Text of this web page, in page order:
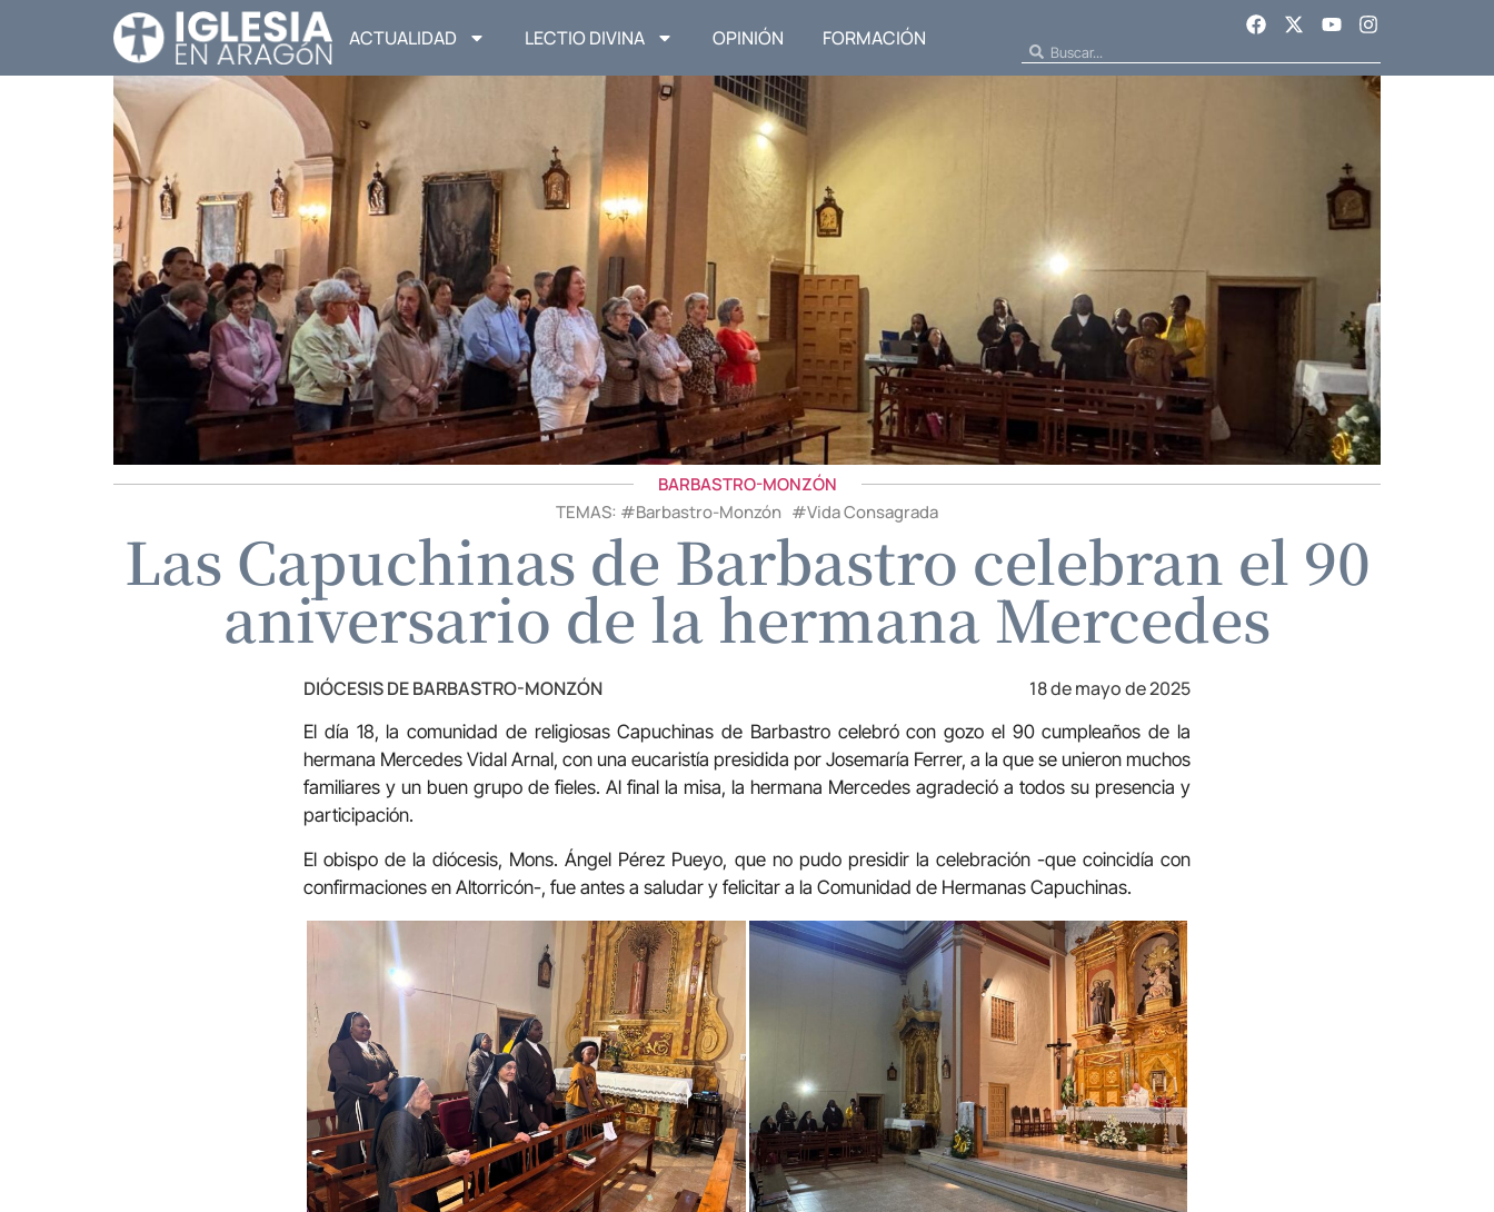
ACTUALIDAD LECTIO DIVINA OPINIÓN FORMACIÓN
BARBASTRO-MONZÓN
TEMAS: #Barbastro-Monzón #Vida Consagrada
Las Capuchinas de Barbastro celebran el 90
aniversario de la hermana Mercedes
DIÓCESIS DE BARBASTRO-MONZÓN 18 de mayo de 2025
El día 18, la comunidad de religiosas Capuchinas de Barbastro celebró con gozo el 90 cumpleaños de la
hermana Mercedes Vidal Arnal, con una eucaristía presidida por Josemaría Ferrer, a la que se unieron muchos
familiares y un buen grupo de fieles. Al final la misa, la hermana Mercedes agradeció a todos su presencia y
participación.
El obispo de la diócesis, Mons. Ángel Pérez Pueyo, que no pudo presidir la celebración -que coincidía con
confirmaciones en Altorricón-, fue antes a saludar y felicitar a la Comunidad de Hermanas Capuchinas.